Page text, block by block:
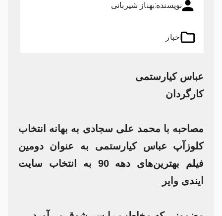
نویسنده:بهناز شیربانی
اخبار
عباس کیارستمی
کارگردان
مصاحبه با محمد علی سجادی به بهانه انتخاب
کلوزآپ عباس کیارستمی به عنوان دومین
فیلم بهترین‌های دهه 90 به انتخاب سایت
ایندی وایر